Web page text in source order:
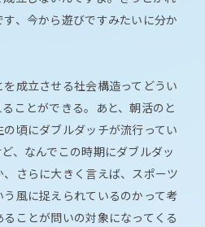
、今から遊びですみたいに分か
成立させる社会構造ってどうい
ことができる。あと、朝活のと
頃にダブルダッチが流行ってい
、なんでこの時期にダブルダッ
さらに大きく言えば、スポーツ
風に捉えられているのかって考
ことが問いの対象になってくる